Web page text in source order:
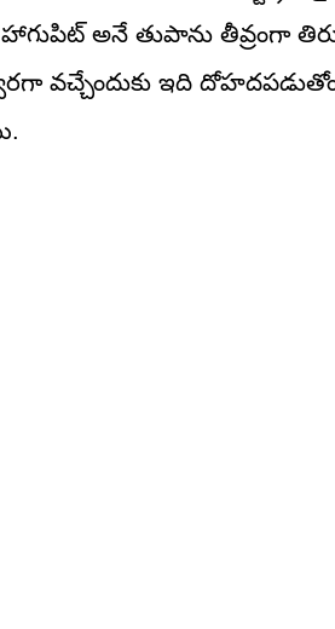
అనే తుపాను తీవ్రంగా
వచ్చేందుకు ఇది